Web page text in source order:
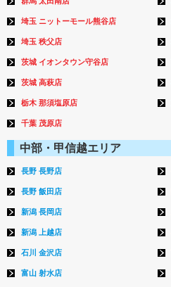
埼玉 ニットーモール熊谷店
埼玉 秩父店
茨城 イオンタウン守谷店
茨城 高萩店
栃木 那須塩原店
千葉 茂原店
中部・甲信越エリア
長野 長野店
長野 飯田店
新潟 長岡店
新潟 上越店
石川 金沢店
富山 射水店